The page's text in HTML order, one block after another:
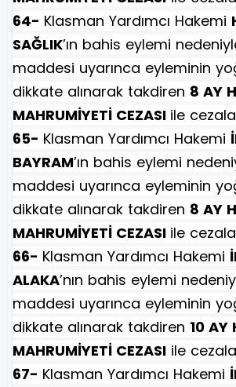
64- Klasman Yardımcı Hakemi
SAĞLIK’ın bahis eylemi
maddesi uyarınca eyleminin
dikkate alınarak takdiren 8 AY
MAHRUMİYETİ CEZASI ile
65- Klasman Yardımcı Hakemi
BAYRAM’ın bahis eylemi
maddesi uyarınca eyleminin
dikkate alınarak takdiren 8 AY
MAHRUMİYETİ CEZASI ile
66- Klasman Yardımcı Hakemi
ALAKA’nın bahis eylemi
maddesi uyarınca eyleminin
dikkate alınarak takdiren 10 AY
MAHRUMİYETİ CEZASI ile
67- Klasman Yardımcı Hakemi